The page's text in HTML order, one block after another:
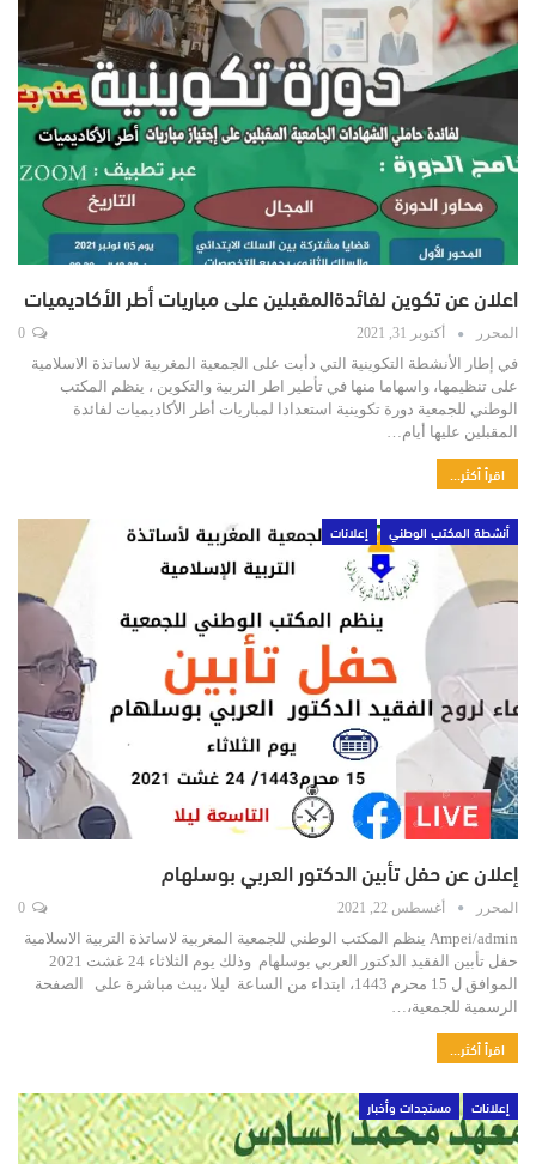
اعلان عن تكوين لفائدةالمقبلين على مباريات أطر الأكاديميات
المحرر أكتوبر 31, 2021
في إطار الأنشطة التكوينية التي دأبت على الجمعية المغربية لاساتذة الاسلامية
على تنظيمها، واسهاما منها في تأطير اطر التربية والتكوين ، ينظم المكتب
الوطني للجمعية دورة تكوينية استعدادا لمباريات أطر الأكاديميات لفائدة
المقبلين عليها أيام…
اقرأ أكثر...
أنشطة المكتب الوطني إعلانات
إعلان عن حفل تأبين الدكتور العربي بوسلهام
المحرر أغسطس 22, 2021
Ampei/admin ينظم المكتب الوطني للجمعية المغربية لاساتذة التربية الاسلامية
حفل تأبين الفقيد الدكتور العربي بوسلهام وذلك يوم الثلاثاء 24 غشت 2021
الموافق ل 15 محرم 1443، ابتداء من الساعة ليلا ،يبث مباشرة على الصفحة
الرسمية للجمعية،…
اقرأ أكثر...
إعلانات مستجدات وأخبار